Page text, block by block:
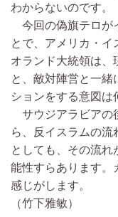
わからないのです。
今回の偽旗テロが
とで、アメリカ・イ
オランド大統領は、
と、敵対陣営と一緒
ションをする意図は
サウジアラビアの
ら、反イスラムの流
としても、その流
能性すらあります。
感じがします。
（竹下雅敏）